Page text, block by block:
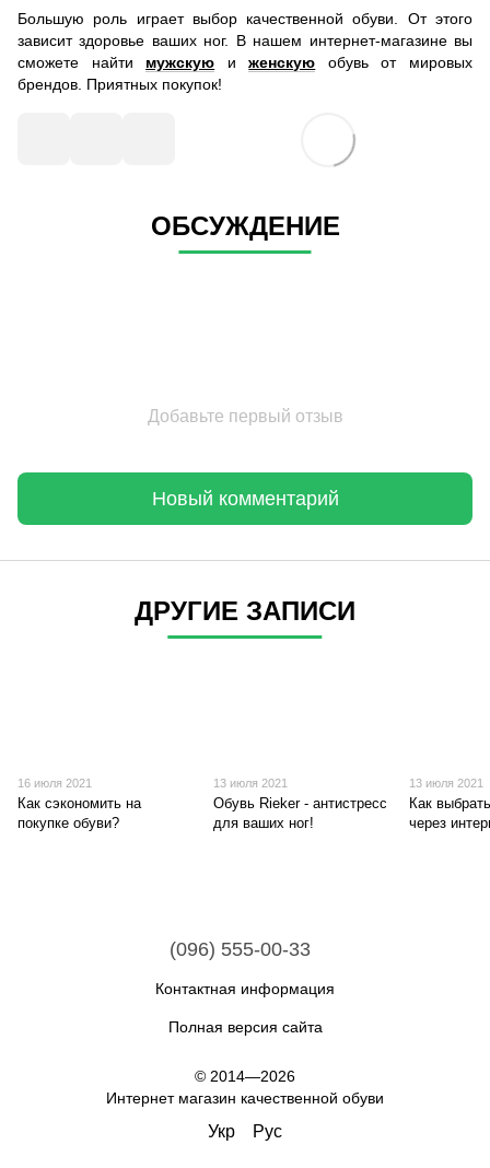
Большую роль играет выбор качественной обуви. От этого
зависит здоровье ваших ног. В нашем интернет-магазине вы
сможете найти мужскую иженскую обувь от мировых
брендов. Приятных покупок!
ОБСУЖДЕНИЕ
Добавьте первый отзыв
Новый комментарий
ДРУГИЕ ЗАПИСИ
16 июля 2021
Как сэкономить на
покупке обуви?
13 июля 2021
Обувь Rieker - антистресс
для ваших ног!
13 июля 2021
Как
через
(096) 555-00-33
Контактная информация
Полная версия сайта
© 2014—2026
Интернет магазин качественной обуви
Укр Рус